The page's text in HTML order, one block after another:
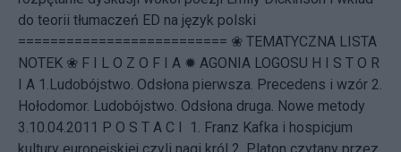
do teorii tłumaczeń ED na język polski
========================== ❀ TEMATYCZNA LISTA
NOTEK ❀ F I L O Z O F I A ✹ AGONIA LOGOSU H I S T O R
I A 1.Ludobójstwo. Odsłona pierwsza. Precedens i wzór 2.
Hołodomor. Ludobójstwo. Odsłona druga. Nowe metody
3.10.04.2011 P O S T A C I 1. Franz Kafka i hospicjum